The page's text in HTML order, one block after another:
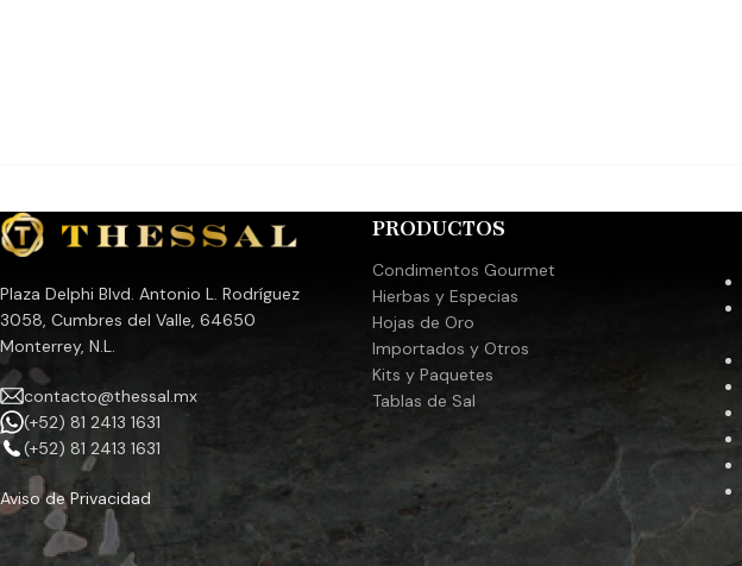
Plaza Delphi Blvd. Antonio L. Rodríguez
3058, Cumbres del Valle, 64650
Monterrey, N.L.
contacto@thessal.mx
(+52) 81 2413 1631
(+52) 81 2413 1631
Aviso de Privacidad
PRODUCTOS
Condimentos Gourmet
Hierbas y Especias
Hojas de Oro
Importados y Otros
Kits y Paquetes
Tablas de Sal